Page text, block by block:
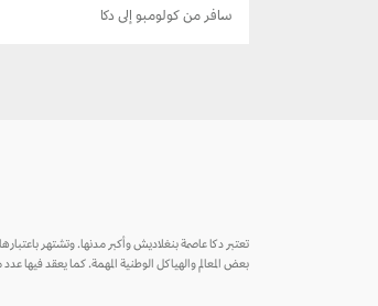
سافر من كولومبو إلى دكا
تعتبر دكا عاصمة بنغلاديش وأكبر مدنها. وتشتهر
بعض المعالم والهياكل الوطنية المهمة. كما يعقد فيها